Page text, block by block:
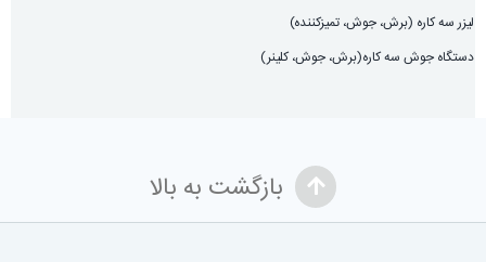
لیزر سه کاره (برش، جوش، تميزكننده)
دستگاه جوش سه کاره(برش، جوش، کلینر)
بازگشت به بالا